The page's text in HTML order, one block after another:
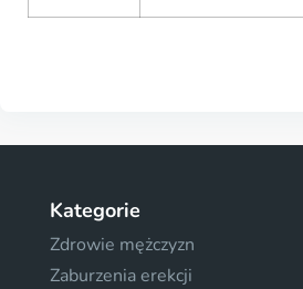
Kategorie
Zdrowie mężczyzn
Zaburzenia erekcji